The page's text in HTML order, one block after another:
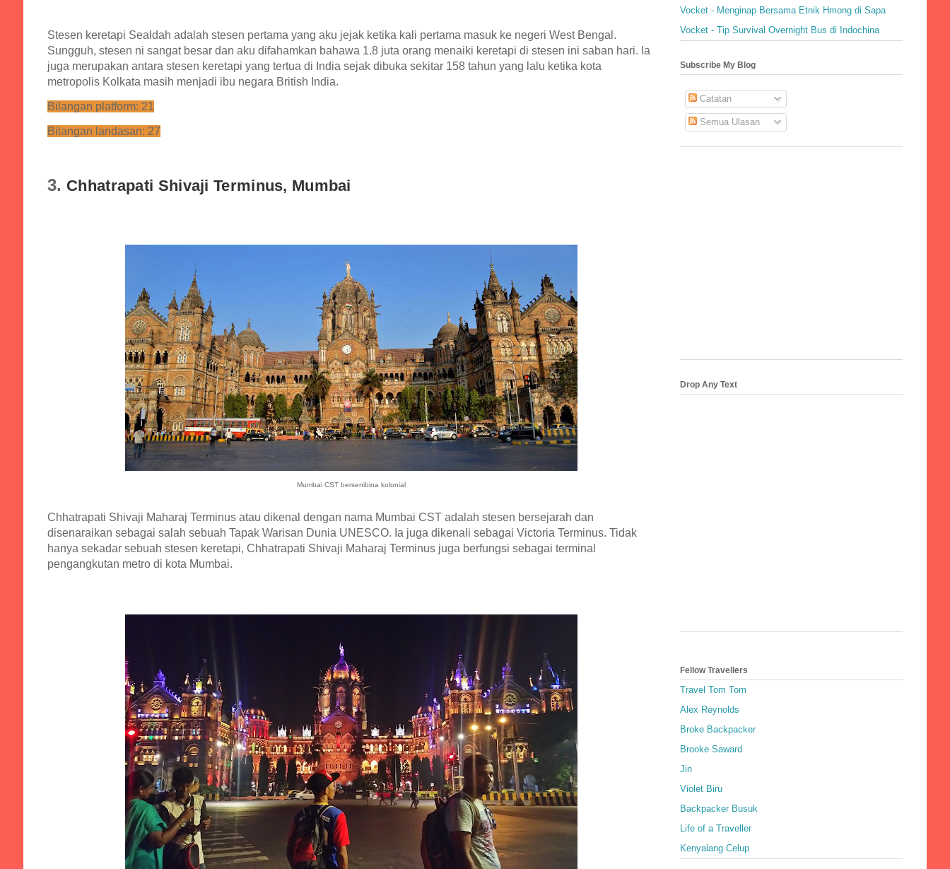
Stesen keretapi Sealdah adalah stesen pertama yang aku jejak ketika kali pertama masuk ke negeri West Bengal.
Sungguh, stesen ni sangat besar dan aku difahamkan bahawa 1.8 juta orang menaiki keretapi di stesen ini saban hari. Ia
juga merupakan antara stesen keretapi yang tertua di India sejak dibuka sekitar 158 tahun yang lalu ketika kota
metropolis Kolkata masih menjadi ibu negara British India.
Bilangan platform: 21
Bilangan landasan: 27
3. Chhatrapati Shivaji Terminus, Mumbai
Mumbai CST bersenibina kolonial
Chhatrapati Shivaji Maharaj Terminus atau dikenal dengan nama Mumbai CST adalah stesen bersejarah dan
disenaraikan sebagai salah sebuah Tapak Warisan Dunia UNESCO. Ia juga dikenali sebagai Victoria Terminus. Tidak
hanya sekadar sebuah stesen keretapi, Chhatrapati Shivaji Maharaj Terminus juga berfungsi sebagai terminal
pengangkutan metro di kota Mumbai.
Vocket - Menginap Bersama Etnik Hmong di Sapa
Vocket - Tip Survival Overnight Bus di Indochina
Subscribe My Blog
Catatan
Semua Ulasan
Drop Any Text
Fellow Travellers
Travel Tom Tom
Alex Reynolds
Broke Backpacker
Brooke Saward
Jin
Violet Biru
Backpacker Busuk
Life of a Traveller
Kenyalang Celup